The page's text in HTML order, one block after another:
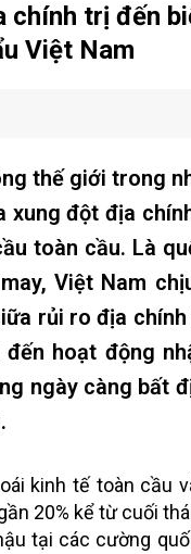
chính trị đến
Việt Nam
thế giới trong
xung đột địa
toàn cầu. Là
Việt Nam
rủi ro địa
hoạt động
ngày càng bất
kinh tế toàn cầu
20% kể từ cuối
tại các cường